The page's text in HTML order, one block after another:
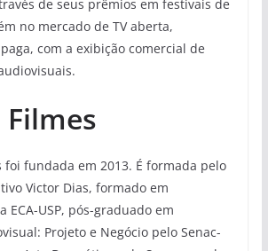
de seus prêmios em festivais de
no mercado de TV aberta,
com a exibição comercial de
foi fundada em 2013. É formada pelo
Victor Dias, formado em
ECA-USP, pós-graduado em
Projeto e Negócio pelo Senac-